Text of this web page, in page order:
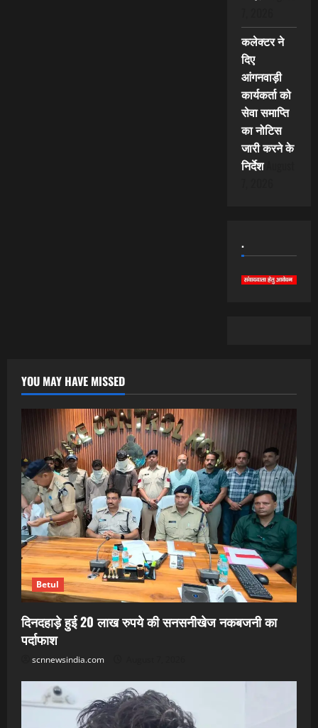
कलेक्टर ने
दिए
आंगनवाड़ी
कार्यकर्ता को
सेवा समाप्ति
का नोटिस
जारी करने के
निर्देश
.
YOU MAY HAVE MISSED
Betul
दिनदहाड़े हुई 20 लाख रुपये की सनसनीखेज नकबजनी का
पर्दाफाश
scnnewsindia.com